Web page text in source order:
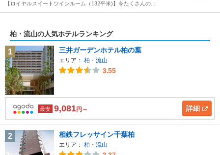
【ロイヤルスイートツインルーム（132平米)】をたくさんの...
柏・流山の人気ホテルランキング
1 三井ガーデンホテル柏の葉
エリア： 柏・流山
3.55
最安 9,081円～ 詳細
2 相鉄フレッサイン千葉柏
エリア： 柏・流山